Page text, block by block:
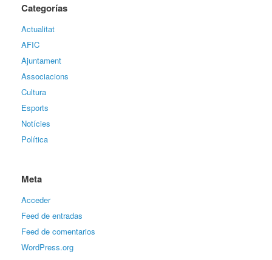
Categorías
Actualitat
AFIC
Ajuntament
Associacions
Cultura
Esports
Notícies
Política
Meta
Acceder
Feed de entradas
Feed de comentarios
WordPress.org